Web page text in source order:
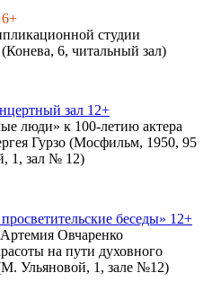
студии
6, читальный зал)
зал 12+
люди» к 100-летию актера
Гурзо (Мосфильм, 1950, 95
1, зал № 12)
беседы» 12+
Овчаренко
на пути духовного
Ульяновой, 1, зале №12)